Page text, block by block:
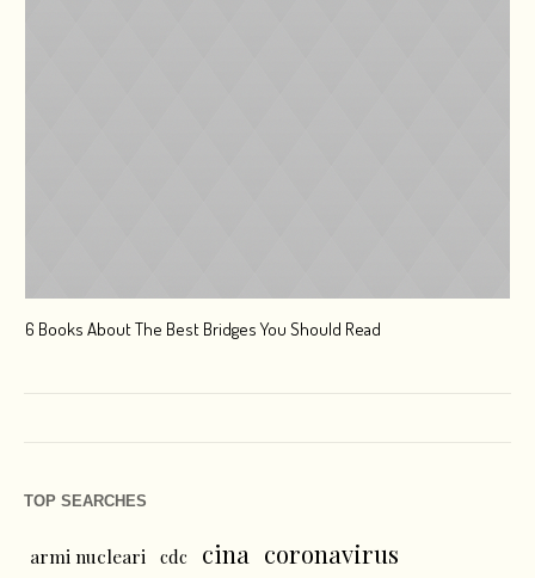
6 Books About The Best Bridges You Should Read
TOP SEARCHES
armi nucleari cdc cina coronavirus